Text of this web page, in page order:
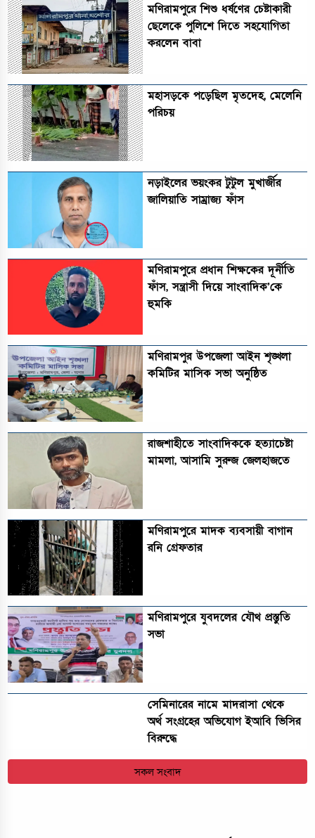
মণিরামপুরে শিশু ধর্ষণের চেষ্টাকারী
ছেলেকে পুলিশে দিতে সহযোগিতা
করলেন বাবা
মহাসড়কে পড়েছিল মৃতদেহ, মেলেনি
পরিচয়
নড়াইলের ভয়ংকর টুটুল মুখার্জীর
জালিয়াতি সাম্রাজ্য ফাঁস
মণিরামপুরে প্রধান শিক্ষকের দূর্নীতি
ফাঁস, সন্ত্রাসী দিয়ে সাংবাদিক’কে
হুমকি
মণিরামপুর উপজেলা আইন শৃঙ্খলা
কমিটির মাসিক সভা অনুষ্ঠিত‎‎
রাজশাহীতে সাংবাদিককে হত্যাচেষ্টা
মামলা, আসামি সুরুজ জেলহাজতে
মণিরামপুরে মাদক ব্যবসায়ী বাগান
রনি গ্রেফতার
মণিরামপুরে যুবদলের যৌথ প্রস্তুতি
সভা
সেমিনারের নামে মাদরাসা থেকে
অর্থ সংগ্রহের অভিযোগ ইআবি ভিসির
বিরুদ্ধে
সকল সংবাদ